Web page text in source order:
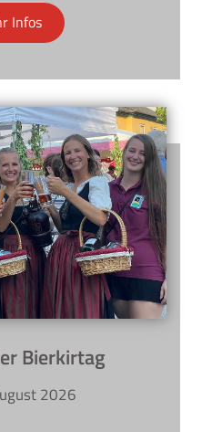
Infos
Bierkirtag
2026